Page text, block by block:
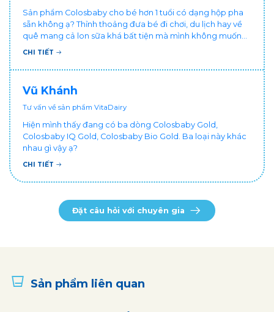
Sản phẩm Colosbaby cho bé hơn 1 tuổi có dạng hộp pha
sẵn không ạ? Thỉnh thoảng đưa bé đi chơi, du lịch hay về
quê mang cả lon sữa khá bất tiện mà mình không muốn
đổi cho bé dùng sữa tươi hộp khác sợ bé nạ sữa ảnh
CHI TIẾT
Vũ Khánh
Tư vấn về sản phẩm VitaDairy
Hiện mình thấy đang có ba dòng Colosbaby Gold,
Colosbaby IQ Gold, Colosbaby Bio Gold. Ba loại này khác
nhau gì vậy ạ?
CHI TIẾT
Đặt câu hỏi với chuyên gia
Sản phẩm liên quan